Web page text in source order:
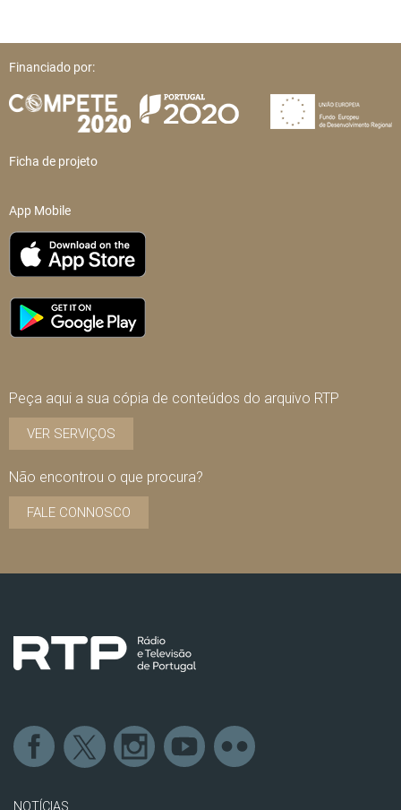
Financiado por:
Ficha de projeto
App Mobile
Peça aqui a sua cópia de conteúdos do arquivo RTP
VER SERVIÇOS
Não encontrou o que procura?
FALE CONNOSCO